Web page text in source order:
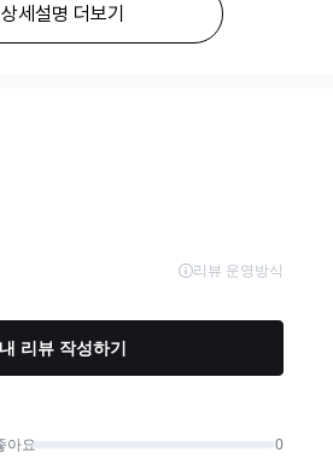
상세설명 더보기